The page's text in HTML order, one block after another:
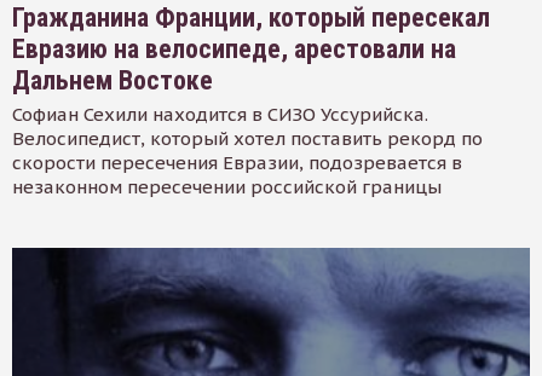
Гражданина Франции, который пересекал
Евразию на велосипеде, арестовали на
Дальнем Востоке
Софиан Сехили находится в СИЗО Уссурийска.
Велосипедист, который хотел поставить рекорд по
скорости пересечения Евразии, подозревается в
незаконном пересечении российской границы